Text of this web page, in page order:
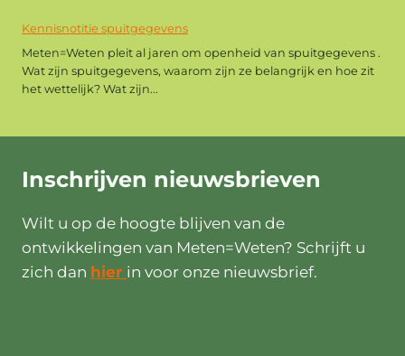
Kennisnotitie spuitgegevens
Meten=Weten pleit al jaren om openheid van spuitgegevens .
Wat zijn spuitgegevens, waarom zijn ze belangrijk en hoe zit
het wettelijk? Wat zijn...
Inschrijven nieuwsbrieven
Wilt u op de hoogte blijven van de
ontwikkelingen van Meten=Weten? Schrijft u
zich dan hier in voor onze nieuwsbrief.